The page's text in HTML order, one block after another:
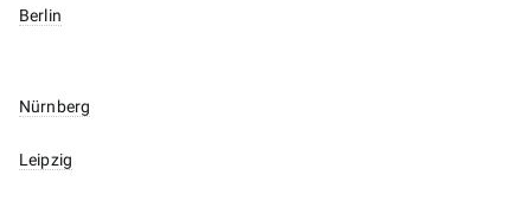
Berlin
Nürnberg
Leipzig